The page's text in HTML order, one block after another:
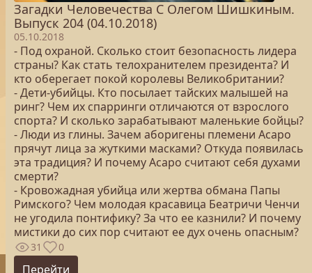
Загадки Человечества С Олегом Шишкиным.
Выпуск 204 (04.10.2018)
05.10.2018
- Под охраной. Сколько стоит безопасность лидера
страны? Как стать телохранителем президента? И
кто оберегает покой королевы Великобритании?
- Дети-убийцы. Кто посылает тайских малышей на
ринг? Чем их спарринги отличаются от взрослого
спорта? И сколько зарабатывают маленькие бойцы?
- Люди из глины. Зачем аборигены племени Асаро
прячут лица за жуткими масками? Откуда появилась
эта традиция? И почему Асаро считают себя духами
смерти?
- Кровожадная убийца или жертва обмана Папы
Римского? Чем молодая красавица Беатричи Ченчи
не угодила понтифику? За что ее казнили? И почему
мистики до сих пор считают ее дух очень опасным?
31 0
Перейти